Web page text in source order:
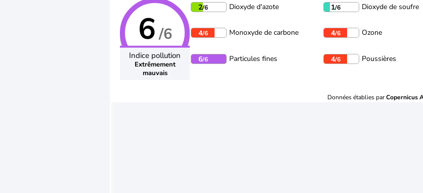
6/6
Indice pollution
Extrêmement
mauvais
2/6 Dioxyde d'azote 1/6 Dioxyde de soufre
4/6 Monoxyde de carbone 4/6 Ozone
6/6 Particules fines 4/6 Poussières
Données établies parCopernicus